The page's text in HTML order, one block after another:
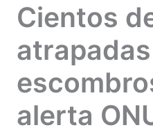
Cientos
alerta